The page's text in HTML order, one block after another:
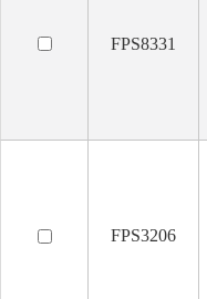
FPS8331
FPS3206